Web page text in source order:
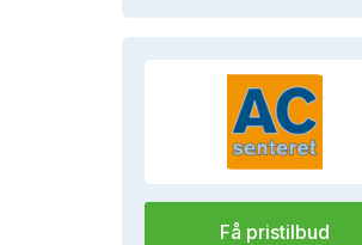
Få pristilbud